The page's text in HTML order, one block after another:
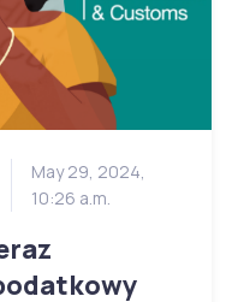
May 29, 2024,
10:26 a.m.